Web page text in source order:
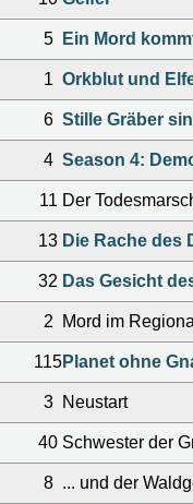
5 Ein Mord
1 Orkblut und
6 Stille Gräber
4 Season 4:
11 Der
13 Die Rache des
32 Das Gesicht
2 Mord im
115Planet ohne
3 Neustart
40 Schwester der
8 ... und der